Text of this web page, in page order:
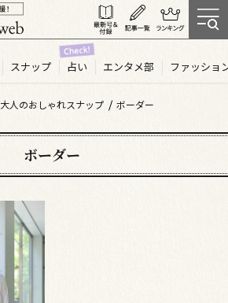
スナップ 占い エンタメ部 ファッショ
大人のおしゃれスナップ ボーダー
ボーダー